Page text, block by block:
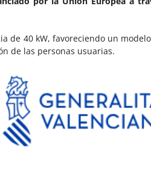
de 40 kW, favoreciendo un
de las personas usuarias.